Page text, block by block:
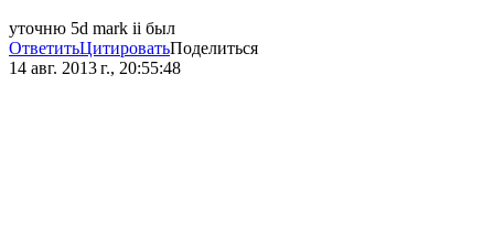
уточню 5d mark ii был
ОтветитьЦитироватьПоделиться
14 авг. 2013 г., 20:55:48